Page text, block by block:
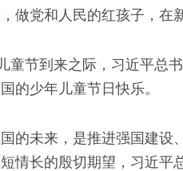
做党和人民的红孩子，在
童节到来之际，习近平总
的少年儿童节日快乐。
的未来，是推进强国建设
情长的殷切期望，习近平